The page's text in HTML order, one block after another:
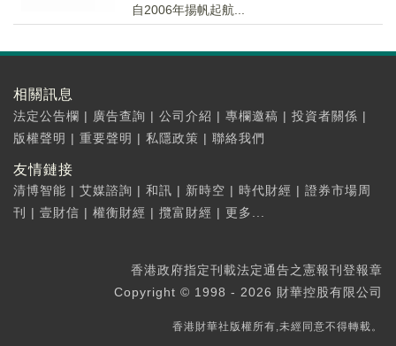
自2006年揚帆起航...
相關訊息
法定公告欄 | 廣告查詢 | 公司介紹 | 專欄邀稿 | 投資者關係 |
版權聲明 | 重要聲明 | 私隱政策 | 聯絡我們
友情鏈接
清博智能 | 艾媒諮詢 | 和訊 | 新時空 | 時代財經 | 證券市場周
刊
| 壹財信 | 權衡財經 | 攬富財經 | 更多...
香港政府指定刊載法定通告之憲報刊登報章
Copyright © 1998 - 2026 財華控股有限公司
香港財華社版權所有,未經同意不得轉載。